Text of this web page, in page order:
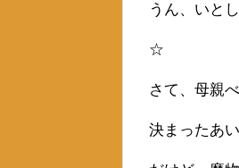
うん、いと
☆
さて、母親
決まったあ